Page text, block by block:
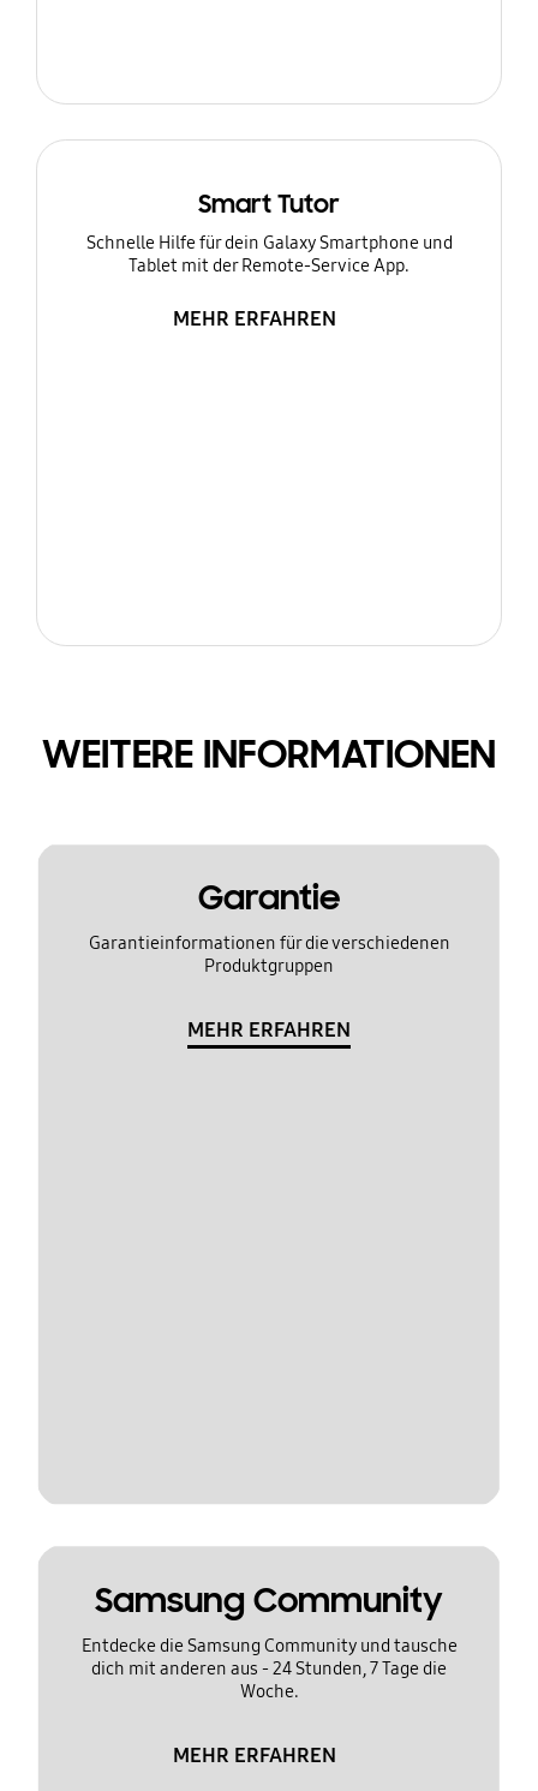
Smart Tutor
Schnelle Hilfe für dein Galaxy Smartphone und
Tablet mit der Remote-Service App.
MEHR ERFAHREN
WEITERE INFORMATIONEN
Garantie
Garantieinformationen für die verschiedenen
Produktgruppen
MEHR ERFAHREN
Samsung Community
Entdecke die Samsung Community und tausche
dich mit anderen aus - 24 Stunden, 7 Tage die
Woche.
MEHR ERFAHREN